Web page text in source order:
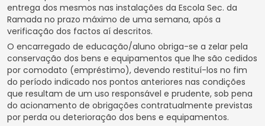
entrega dos mesmos nas instalações da Escola Sec. da
Ramada no prazo máximo de uma semana, após a
verificação dos factos aí descritos.
O encarregado de educação/aluno obriga-se a zelar pela
conservação dos bens e equipamentos que lhe são cedidos
por comodato (empréstimo), devendo restituí-los no fim
do período indicado nos pontos anteriores nas condições
que resultam de um uso responsável e prudente, sob pena
do acionamento de obrigações contratualmente previstas
por perda ou deterioração dos bens e equipamentos.